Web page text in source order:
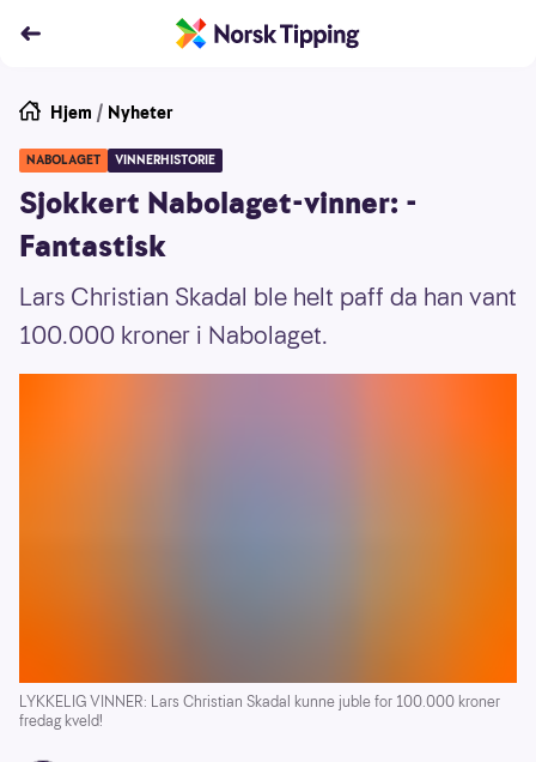
Hjem / Nyheter
NABOLAGET VINNERHISTORIE
Sjokkert Nabolaget-vinner: -
Fantastisk
Lars Christian Skadal ble helt paff da han vant
100.000 kroner i Nabolaget.
LYKKELIG VINNER: Lars Christian Skadal kunne juble for 100.000 kroner
fredag kveld!